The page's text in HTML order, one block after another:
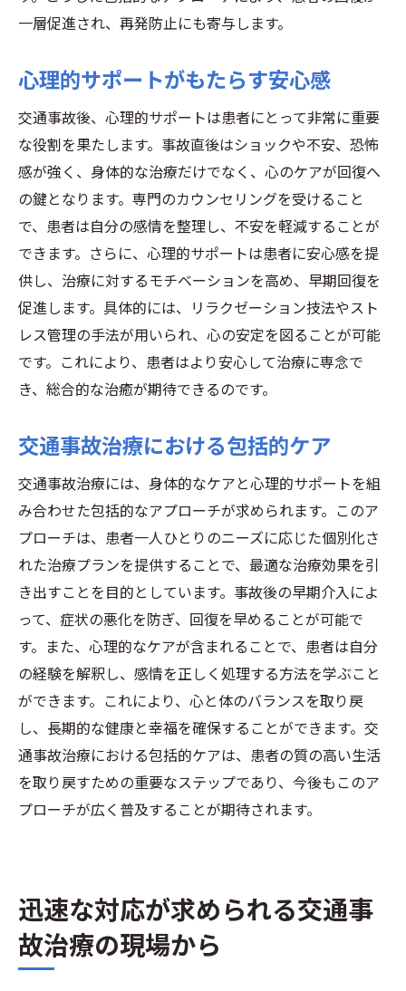
一層促進され、再発防止にも寄与します。
心理的サポートがもたらす安心感
交通事故後、心理的サポートは患者にとって非常に重要
な役割を果たします。事故直後はショックや不安、恐怖
感が強く、身体的な治療だけでなく、心のケアが回復へ
の鍵となります。専門のカウンセリングを受けること
で、患者は自分の感情を整理し、不安を軽減することが
できます。さらに、心理的サポートは患者に安心感を提
供し、治療に対するモチベーションを高め、早期回復を
促進します。具体的には、リラクゼーション技法やスト
レス管理の手法が用いられ、心の安定を図ることが可能
です。これにより、患者はより安心して治療に専念で
き、総合的な治癒が期待できるのです。
交通事故治療における包括的ケア
交通事故治療には、身体的なケアと心理的サポートを組
み合わせた包括的なアプローチが求められます。このア
プローチは、患者一人ひとりのニーズに応じた個別化さ
れた治療プランを提供することで、最適な治療効果を引
き出すことを目的としています。事故後の早期介入によ
って、症状の悪化を防ぎ、回復を早めることが可能で
す。また、心理的なケアが含まれることで、患者は自分
の経験を解釈し、感情を正しく処理する方法を学ぶこと
ができます。これにより、心と体のバランスを取り戻
し、長期的な健康と幸福を確保することができます。交
通事故治療における包括的ケアは、患者の質の高い生活
を取り戻すための重要なステップであり、今後もこのア
プローチが広く普及することが期待されます。
迅速な対応が求められる交通事
故治療の現場から